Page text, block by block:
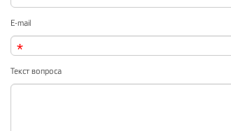
E-mail
Текст вопроса